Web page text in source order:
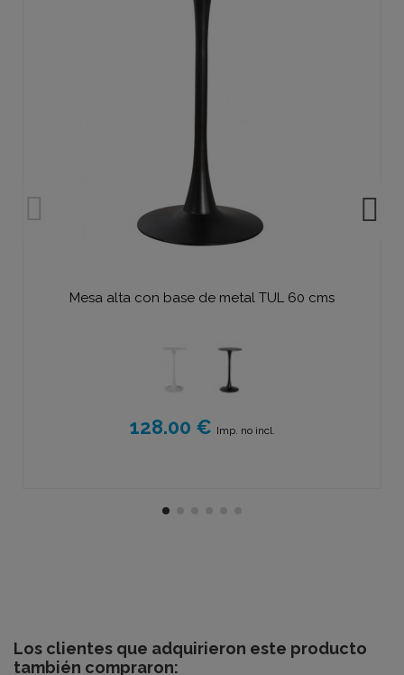
Mesa alta con base de metal TUL 60 cms
128.00 € Imp. no incl.
Los clientes que adquirieron este producto
también compraron: